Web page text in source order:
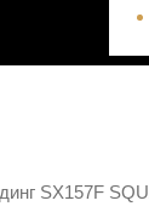
SX157F